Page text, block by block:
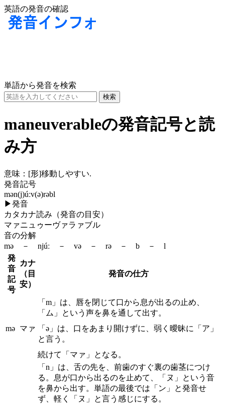
英語の発音の確認
単語から発音を検索
maneuverableの発音記号と読
み方
意味： [形]移動しやすい.
発音記号
mən(j)úːv(ə)rəbl
▶発音
カタカナ読み（発音の目安）
マァニュゥーヴァラァブル
音の分解
mə － njúː － və － rə － b － l
発
音
記
号
カナ
（目
安）
発音の仕方
mə マァ
「m」は、唇を閉じて口から息が出るの止め、
「ム」という声を鼻を通して出す。
「ə」は、口をあまり開けずに、弱く曖昧に「ア」
と言う。
続けて「マァ」となる。
「n」は、舌の先を、前歯のすぐ裏の歯茎につけ
る。息が口から出るのを止めて、「ヌ」という音
を鼻から出す。単語の最後では「ン」と発音せ
ず、軽く「ヌ」と言う感じにする。